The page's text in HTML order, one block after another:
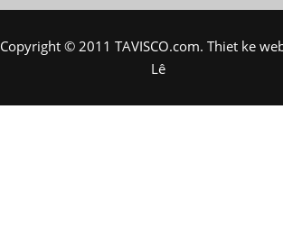
Copyright © 2011 TAVISCO.com. Thiet ke
Lê